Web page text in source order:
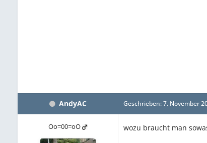
AndyAC
Oo=00=oO
Geschrieben:7. November
wozu braucht man